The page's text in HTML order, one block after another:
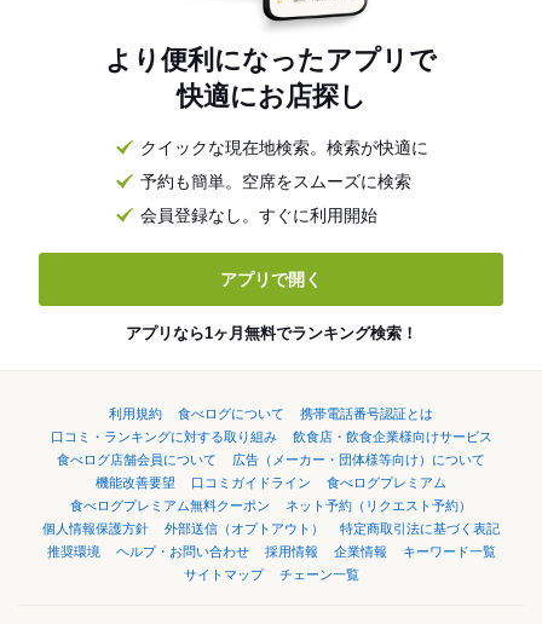
より便利になったアプリで
快適にお店探し
クイックな現在地検索。検索が快適に
予約も簡単。空席をスムーズに検索
会員登録なし。すぐに利用開始
アプリで開く
アプリなら1ヶ月無料でランキング検索！
利用規約 食べログについて
携帯電話番号認証とは
口コミ・ランキングに対する取り組み
飲食店・飲食企業様向けサービス
食べログ店舗会員について
広告（メーカー・団体様等向け）について
機能改善要望
口コミガイドライン
食べログプレミアム
食べログプレミアム無料クーポン
ネット予約（リクエスト予約）
個人情報保護方針
外部送信（オプトアウト）
特定商取引法に基づく表記
推奨環境
ヘルプ・お問い合わせ 採用情報 企業情報
キーワード一覧
サイトマップ
チェーン一覧